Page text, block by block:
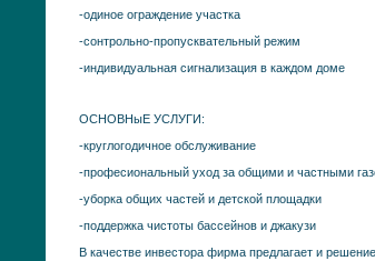
-одиное ограждение участка
-сонтрольно-пропусквательный режим
-индивидуальная сигнализация в каждом доме
ОСНОВНыЕ УСЛУГИ:
-круглогодичное обслуживание
-професиональный уход за общими и частными
-уборка общих частей и детской площадки
-поддержка чистоты бассейнов и джакузи
В качестве инвестора фирма предлагает и